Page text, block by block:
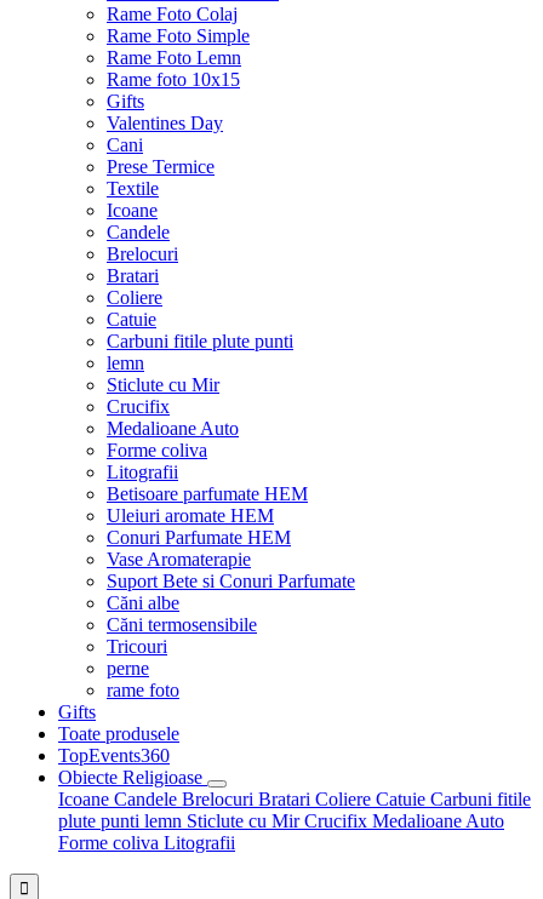
Rame Foto Colaj
Rame Foto Simple
Rame Foto Lemn
Rame foto 10x15
Gifts
Valentines Day
Cani
Prese Termice
Textile
Icoane
Candele
Brelocuri
Bratari
Coliere
Catuie
Carbuni fitile plute punti
lemn
Sticlute cu Mir
Crucifix
Medalioane Auto
Forme coliva
Litografii
Betisoare parfumate HEM
Uleiuri aromate HEM
Conuri Parfumate HEM
Vase Aromaterapie
Suport Bete si Conuri Parfumate
Căni albe
Căni termosensibile
Tricouri
perne
rame foto
Gifts
Toate produsele
TopEvents360
Obiecte Religioase
Icoane Candele Brelocuri Bratari Coliere Catuie Carbuni fitile
plute punti lemn Sticlute cu MirCrucifix Medalioane Auto
Forme coliva Litografii
